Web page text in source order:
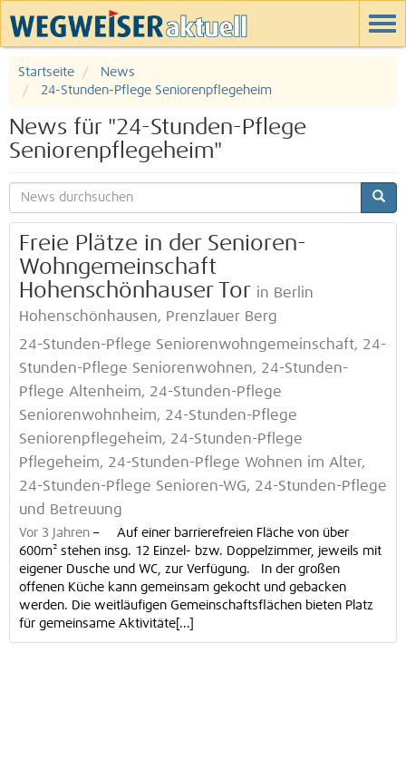
Startseite
News
24-Stunden-Pflege Seniorenpflegeheim
News für "24-Stunden-Pflege
Seniorenpflegeheim"
Freie Plätze in der Senioren-
Wohngemeinschaft
Hohenschönhauser Tor in Berlin
Hohenschönhausen, Prenzlauer Berg
24-Stunden-Pflege Seniorenwohngemeinschaft, 24-
Stunden-Pflege Seniorenwohnen, 24-Stunden-
Pflege Altenheim, 24-Stunden-Pflege
Seniorenwohnheim, 24-Stunden-Pflege
Seniorenpflegeheim, 24-Stunden-Pflege
Pflegeheim, 24-Stunden-Pflege Wohnen im Alter,
24-Stunden-Pflege Senioren-WG, 24-Stunden-Pflege
und Betreuung
Vor 3 Jahren –
Auf einer barrierefreien Fläche von über
600m² stehen insg. 12 Einzel- bzw. Doppelzimmer, jeweils mit
eigener Dusche und WC, zur Verfügung. In der großen
offenen Küche kann gemeinsam gekocht und gebacken
werden. Die weitläufigen Gemeinschaftsflächen bieten Platz
für gemeinsame Aktivitäte[...]